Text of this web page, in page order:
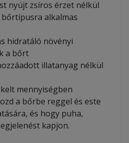
nyújt zsíros érzet nélkül
bőrtípusra alkalmas
hidratáló növényi
a bőrt
illatanyag nélkül
mennyiségben
a bőrbe reggel és este
és hogy puha,
kapjon.